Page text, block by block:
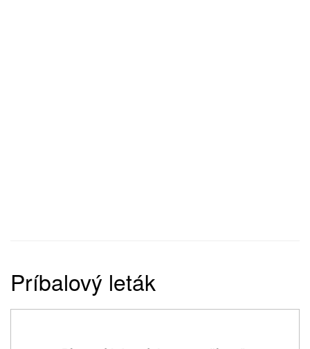
Príbalový leták